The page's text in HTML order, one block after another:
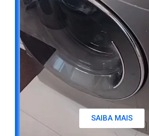
SAIBA MAIS